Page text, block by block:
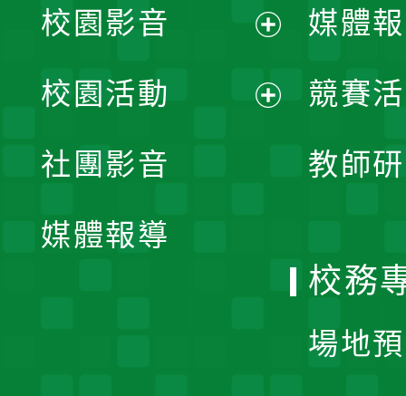
媒體
競賽
教師
校園影音
開
校園活動
社團影音
媒體報導
校務
場地